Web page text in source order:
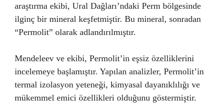
araştırma ekibi, Ural Dağları’ndaki Perm bölgesinde
ilginç bir mineral keşfetmiştir. Bu mineral, sonradan
“Permolit” olarak adlandırılmıştır.
Mendeleev ve ekibi, Permolit’in eşsiz özelliklerini
incelemeye başlamıştır. Yapılan analizler, Permolit’in
termal izolasyon yeteneği, kimyasal dayanıklılığı ve
mükemmel emici özellikleri olduğunu göstermiştir.